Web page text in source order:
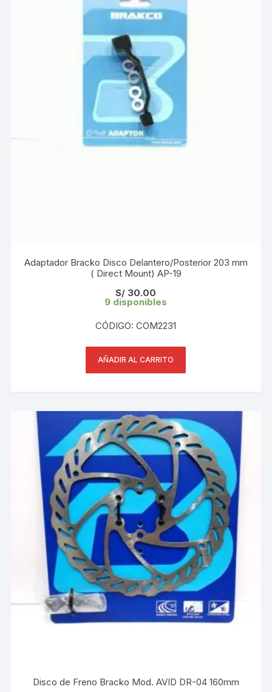
Adaptador Bracko Disco Delantero/Posterior 203 mm
( Direct Mount) AP-19
S/ 30.00
9 disponibles
CÓDIGO: COM2231
AÑADIR AL CARRITO
Disco de Freno Bracko Mod. AVID DR-04 160mm